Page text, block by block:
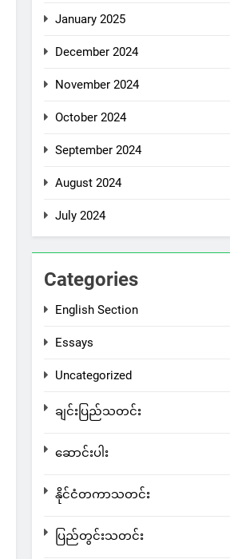
January 2025
December 2024
November 2024
October 2024
September 2024
August 2024
July 2024
Categories
English Section
Essays
Uncategorized
ချင်းပြည်သတင်း
ဆောင်းပါး
နိုင်ငံတကာသတင်း
ပြည်တွင်းသတင်း